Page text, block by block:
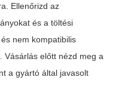
Ellenőrizd az
és a töltési
nem kompatibilis
Vásárlás előtt nézd meg a
a gyártó által javasolt